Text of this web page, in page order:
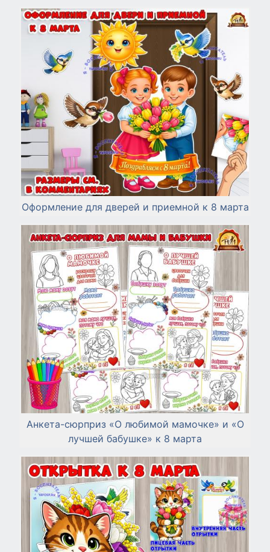
Оформление для дверей и приемной к 8 марта
Анкета-сюрприз «О любимой мамочке» и «О
лучшей бабушке» к 8 марта